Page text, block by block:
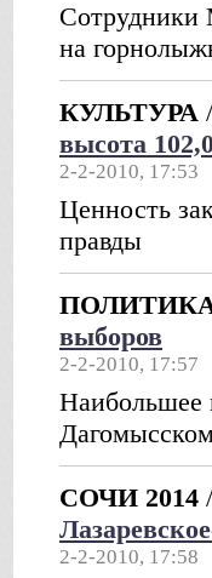
Сотрудники
на
КУЛЬТУРА /
высота
2-2-2010, 17:53
Ценность
правды
выборов
2-2-2010, 17:57
Наибольшее
СОЧИ 2014 /
2-2-2010, 17:58